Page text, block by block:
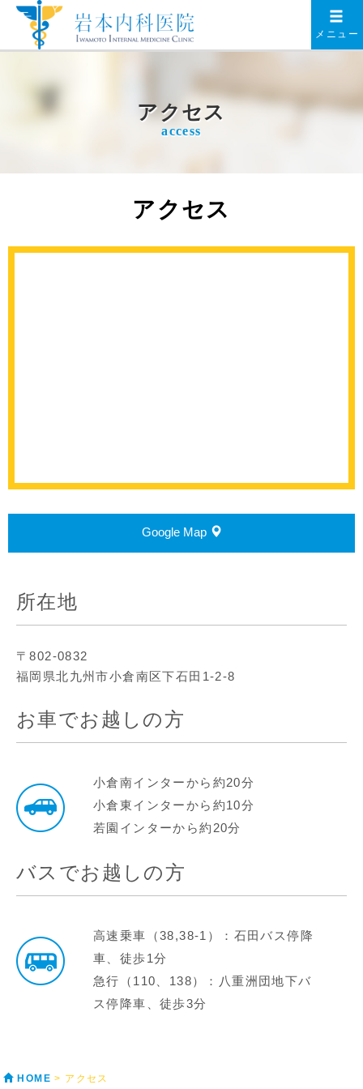
メニュー
アクセス
access
アクセス
Google Map
所在地
〒802-0832
福岡県北九州市小倉南区下石田1-2-8
お車でお越しの方
小倉南インターから約20分
小倉東インターから約10分
若園インターから約20分
バスでお越しの方
高速乗車（38,38-1）：石田バス停降
車、徒歩1分
急行（110、138）：八重洲団地下バ
ス停降車、徒歩3分
HOME > アクセス